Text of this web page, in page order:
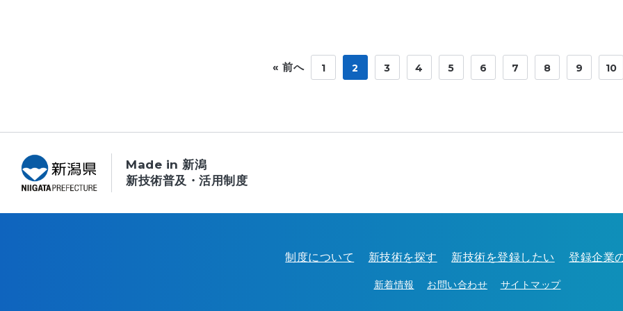
« 前へ 1 2 3 4 5 6 7 8 9 10
Made in 新潟
新技術普及・活用制度
制度について 新技術を探す 新技術を登録したい 登録企業
新着情報 お問い合わせ サイトマップ